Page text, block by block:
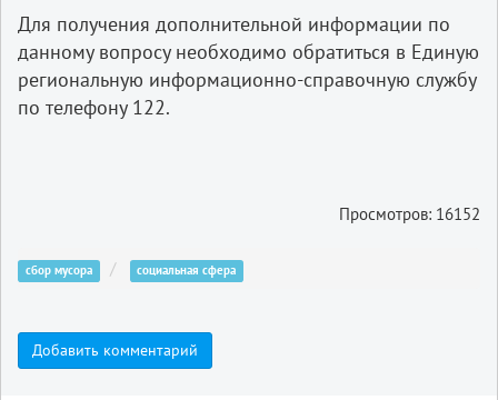
Для получения дополнительной информации по
данному вопросу необходимо обратиться в Единую
региональную информационно-справочную службу
по телефону 122.
Просмотров: 16152
сбор мусора социальная сфера
Добавить комментарий